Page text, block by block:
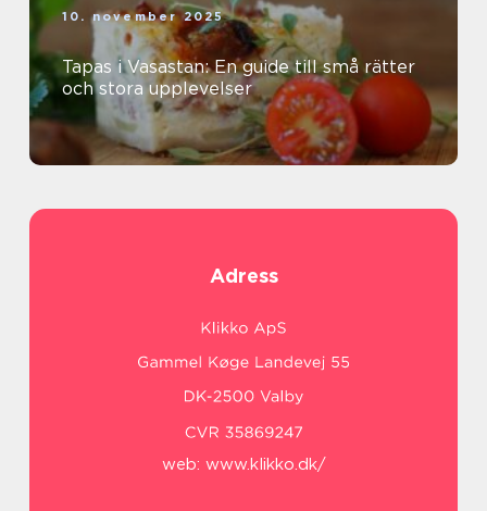
10. november 2025
Tapas i Vasastan: En guide till små rätter
och stora upplevelser
Adress
web: www.klikko.dk/